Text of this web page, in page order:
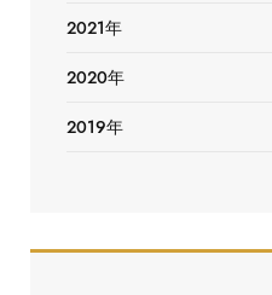
2021年
2020年
2019年